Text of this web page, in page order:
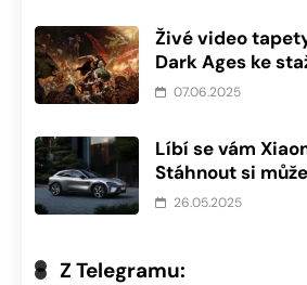
Živé video
Dark Ages ke
07.06.2025
Líbí se vám
Stáhnout si
26.05.2025
Z Telegramu: